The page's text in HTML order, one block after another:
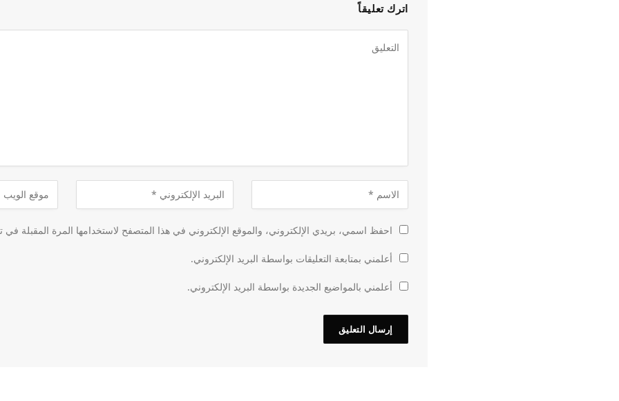
اترك تعليقاً
احفظ اسمي، بريدي الإلكتروني، والموقع الإلكتروني في هذا المتصفح لاستخدامها المرة المقبلة في
أعلمني بمتابعة التعليقات بواسطة البريد الإلكتروني.
أعلمني بالمواضيع الجديدة بواسطة البريد الإلكتروني.